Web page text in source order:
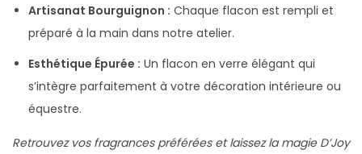
Artisanat Bourguignon : Chaque flacon est rempli et
préparé à la main dans notre atelier.
Esthétique Épurée : Un flacon en verre élégant qui
s’intègre parfaitement à votre décoration intérieure ou
équestre.
Retrouvez vos fragrances préférées et laissez la magie D’Joy